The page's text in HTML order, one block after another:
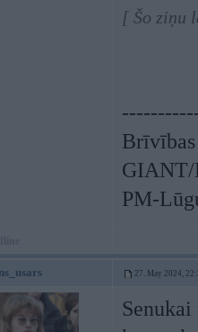
[ Šo ziņu
GIANT/
PM-
27. May 2024,